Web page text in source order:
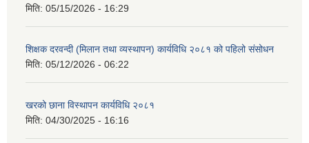
मिति: 05/15/2026 - 16:29
शिक्षक दरवन्दी (मिलान तथा व्यस्थापन) कार्यविधि २०८१ को पहिलो संसोधन
मिति: 05/12/2026 - 06:22
खरको छाना विस्थापन कार्यविधि २०८१
मिति: 04/30/2025 - 16:16